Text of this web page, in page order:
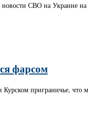
СВО на
фарсом
приграничье,